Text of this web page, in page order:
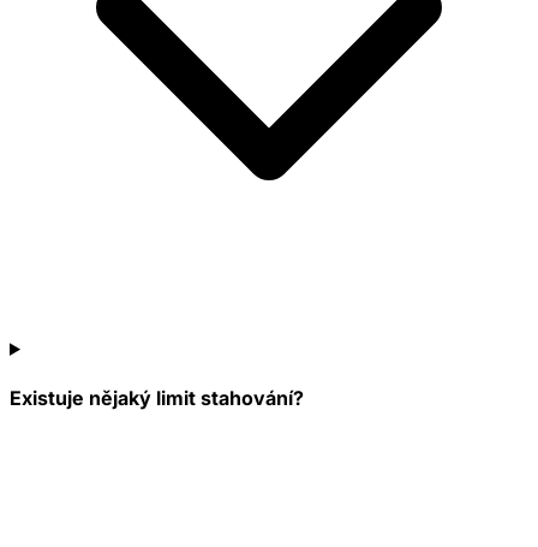
Existuje nějaký limit stahování?